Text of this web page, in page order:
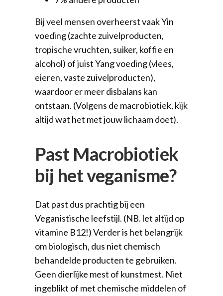
Bij veel mensen overheerst vaak Yin
voeding (zachte zuivelproducten,
tropische vruchten, suiker, koffie en
alcohol) of juist Yang voeding (vlees,
eieren, vaste zuivelproducten),
waardoor er meer disbalans kan
ontstaan. (Volgens de macrobiotiek, kijk
altijd wat het met jouw lichaam doet).
Past Macrobiotiek
bij het veganisme?
Dat past dus prachtig bij een
Veganistische leefstijl. (NB. let altijd op
vitamine B12!) Verder is het belangrijk
om biologisch, dus niet chemisch
behandelde producten te gebruiken.
Geen dierlijke mest of kunstmest. Niet
ingeblikt of met chemische middelen of